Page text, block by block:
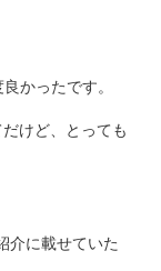
かったです。
けど、とっても
介に載せていた